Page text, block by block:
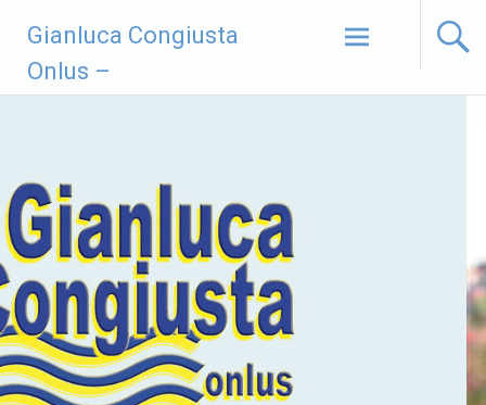
contenuto
Gianluca Congiusta
Onlus –